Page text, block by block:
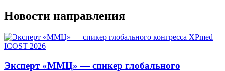
Новости направления
Эксперт «ММЦ» — спикер глобального